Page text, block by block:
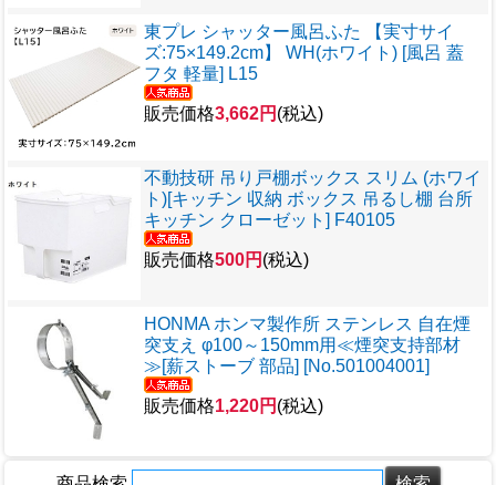
東プレ シャッター風呂ふた 【実寸サイ
ズ:75×149.2cm】 WH(ホワイト) [風呂 蓋
フタ 軽量] L15
販売価格3,662円 (税込)
不動技研 吊り戸棚ボックス スリム (ホワイ
ト)[キッチン 収納 ボックス 吊るし棚 台所
キッチン クローゼット] F40105
販売価格500円 (税込)
HONMA ホンマ製作所 ステンレス 自在煙
突支え φ100～150mm用≪煙突支持部材
≫[薪ストーブ 部品] [No.501004001]
販売価格1,220円 (税込)